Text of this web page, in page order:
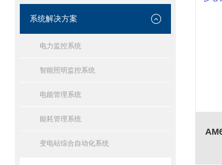
系统解决方案
电力监控系统
智能照明监控系统
电能管理系统
能耗管理系统
变电站综合自动化系统